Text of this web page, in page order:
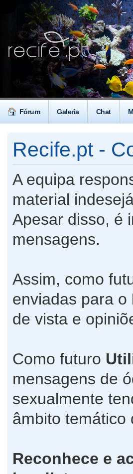
Fórum Galeria Chat
Recife.pt -
A equipa
material
Apesar disso, é
mensagens.
Assim, como
enviadas para o
de vista e
Como futuro
mensagens de
sexualmente
âmbito temático
Reconhece e